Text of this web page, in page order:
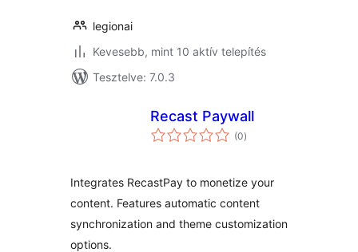
legionai
Kevesebb, mint 10 aktív telepítés
Tesztelve: 7.0.3
Recast Paywall
(0értékelés
összesen
)
Integrates RecastPay to monetize your
content. Features automatic content
synchronization and theme customization
options.